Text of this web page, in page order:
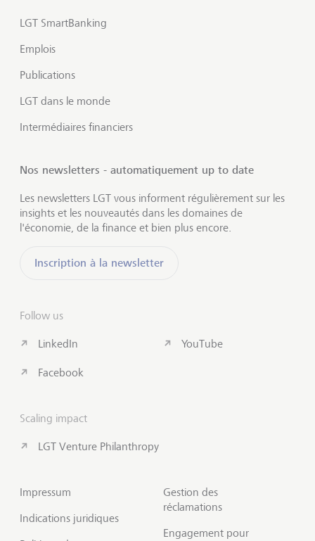
LGT SmartBanking
Emplois
Publications
LGT dans le monde
Intermédiaires financiers
Nos newsletters - automatiquement up to date
Les newsletters LGT vous informent régulièrement sur les
insights et les nouveautés dans les domaines de
l'économie, de la finance et bien plus encore.
Inscription à la newsletter
Follow us
LinkedIn
Facebook
YouTube
Scaling impact
LGT Venture Philanthropy
Impressum
Indications juridiques
Gestion des
réclamations
Engagement pour